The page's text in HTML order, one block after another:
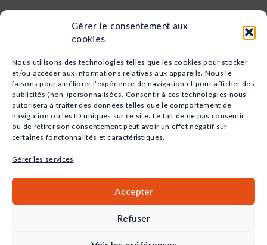
Gérer le consentement aux
cookies
Nous utilisons des technologies telles que les cookies pour stocker
et/ou accéder aux informations relatives aux appareils. Nous le
faisons pour améliorer l’expérience de navigation et pour afficher des
publicités (non-)personnalisées. Consentir à ces technologies nous
autorisera à traiter des données telles que le comportement de
navigation ou les ID uniques sur ce site. Le fait de ne pas consentir
ou de retirer son consentement peut avoir un effet négatif sur
certaines fonctonnalités et caractéristiques.
Gérer les services
Accepter
Refuser
Nos formations
L’apprentissage
Financement
Qui sommes-nous
Actualités
Nos études
Recrutement
Nos domaines
Animation
Santé
Social
Commerce